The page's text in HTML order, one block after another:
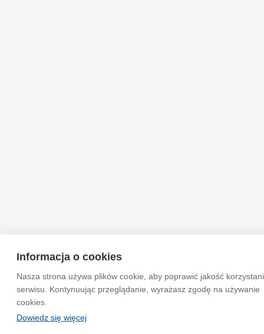
Informacja o cookies
Nasza strona używa plików cookie, aby poprawić jakość
serwisu. Kontynuując przeglądanie, wyrażasz zgodę na używanie
cookies.
Dowiedz się więcej